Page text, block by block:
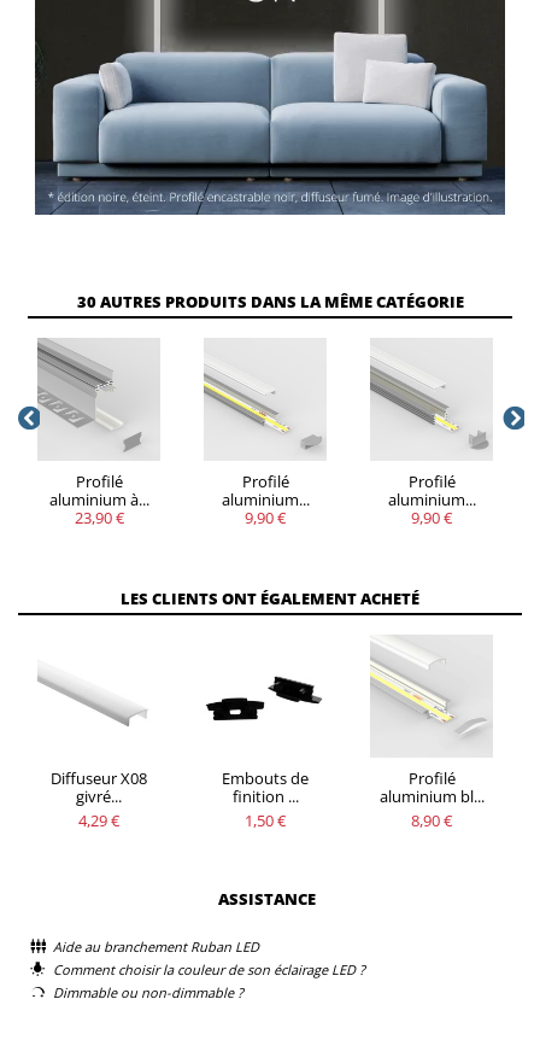
QUANTITÉ REMISE
ÉCONOMISEZ
5
30 AUTRES PRODUITS DANS LA MÊME CATÉGORIE
Profilé
aluminium à...
23,90 €
Profilé
aluminium...
9,90 €
Profilé
aluminium...
9,90 €
LES CLIENTS ONT ÉGALEMENT ACHETÉ
Diffuseur X08
givré...
4,29 €
Embouts de
finition ...
1,50 €
Profilé
aluminium bl...
8,90 €
ASSISTANCE
Aide au branchement Ruban LED
Comment choisir la couleur de son éclairage LED ?
Dimmable ou non-dimmable ?